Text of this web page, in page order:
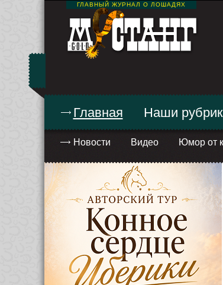
ГЛАВНЫЙ ЖУРНАЛ О ЛОШАДЯХ
Главная
Новости Видео Юмор от
Наши